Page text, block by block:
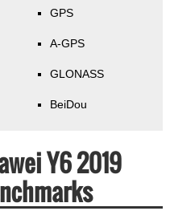
GPS
A-GPS
GLONASS
BeiDou
Y6 2019